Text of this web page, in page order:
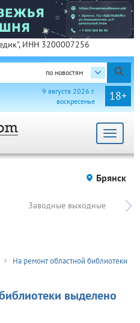
ИНН 3200007256
по новостям
18+
9 августа 2026 г.
воскресенье
Toggle
Брянск
Заводные выходные
На ремонт областной библиотеки
выделено